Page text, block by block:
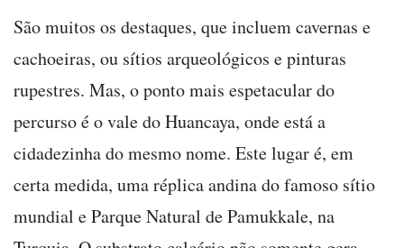
São muitos os destaques, que incluem cavernas e
cachoeiras, ou sítios arqueológicos e pinturas
rupestres. Mas, o ponto mais espetacular do
percurso é o vale do Huancaya, onde está a
cidadezinha do mesmo nome. Este lugar é, em
certa medida, uma réplica andina do famoso sítio
mundial e Parque Natural de Pamukkale, na